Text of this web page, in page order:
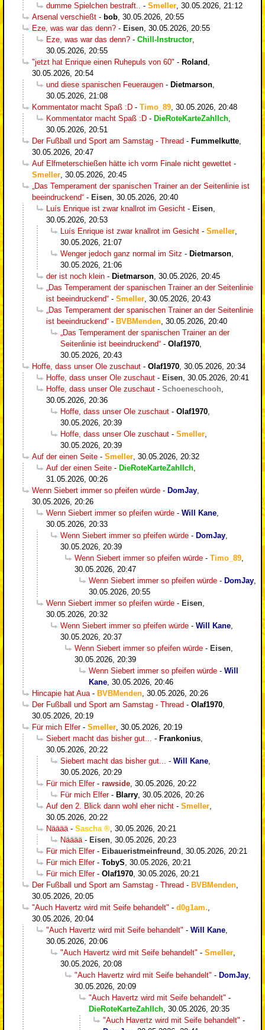
dumme Spielchen bestraft.. - Smeller 30.05.2026, 21:12
Arsenal verschießt - bob 30.05.2026, 20:55
Eze, was war das denn? - Eisen 30.05.2026, 20:55
Eze, was war das denn? - Chill-Instructor
30.05.2026, 20:55
"jetzt hat Enrique einen Ruhepuls von 60" - Roland
30.05.2026, 20:54
und diese spanischen Feueraugen - Dietmarson
30.05.2026, 21:08
Kommentator macht Spaß :D - Timo_89 30.05.2026, 20:48
Kommentator macht Spaß :D - DieRoteKarteZahlIch
30.05.2026, 20:51
Der Fußball und Sport am Samstag - Thread - Fummelkutte
30.05.2026, 20:47
Auf Elfmeterschießen hätte ich vorm Finale nicht gewettet -
Smeller 30.05.2026, 20:45
„Das Temperament der spanischen Trainer an der Seitenlinie ist
beeindruckend“ - Eisen 30.05.2026, 20:40
Luís Enrique ist zwar knallrot im Gesicht - Eisen
30.05.2026, 20:53
Luís Enrique ist zwar knallrot im Gesicht - Smeller
30.05.2026, 21:07
Wenger jedoch ganz normal im Sitz - Dietmarson
30.05.2026, 21:06
der ist noch klein - Dietmarson 30.05.2026, 20:45
„Das Temperament der spanischen Trainer an der Seitenlinie
ist beeindruckend“ - Smeller 30.05.2026, 20:43
„Das Temperament der spanischen Trainer an der Seitenlinie
ist beeindruckend“ - BVBMenden 30.05.2026, 20:40
„Das Temperament der spanischen Trainer an der
Seitenlinie ist beeindruckend“ - Olaf1970
30.05.2026, 20:43
Hoffe, dass unser Ole zuschaut - Olaf1970 30.05.2026, 20:34
Hoffe, dass unser Ole zuschaut - Eisen 30.05.2026, 20:41
Hoffe, dass unser Ole zuschaut - Schoeneschooh
30.05.2026, 20:36
Hoffe, dass unser Ole zuschaut - Olaf1970
30.05.2026, 20:39
Hoffe, dass unser Ole zuschaut - Smeller
30.05.2026, 20:39
Auf der einen Seite - Smeller 30.05.2026, 20:32
Auf der einen Seite - DieRoteKarteZahlIch
31.05.2026, 00:26
Wenn Siebert immer so pfeifen würde - DomJay
30.05.2026, 20:26
Wenn Siebert immer so pfeifen würde - Will Kane
30.05.2026, 20:33
Wenn Siebert immer so pfeifen würde - DomJay
30.05.2026, 20:39
Wenn Siebert immer so pfeifen würde - Timo_89
30.05.2026, 20:47
Wenn Siebert immer so pfeifen würde - DomJay
30.05.2026, 20:55
Wenn Siebert immer so pfeifen würde - Eisen
30.05.2026, 20:32
Wenn Siebert immer so pfeifen würde - Will Kane
30.05.2026, 20:37
Wenn Siebert immer so pfeifen würde - Eisen
30.05.2026, 20:39
Wenn Siebert immer so pfeifen würde - Will
Kane 30.05.2026, 20:46
Hincapie hat Aua - BVBMenden 30.05.2026, 20:26
Der Fußball und Sport am Samstag - Thread - Olaf1970
30.05.2026, 20:19
Für mich Elfer- Smeller 30.05.2026, 20:19
Siebert macht das bisher gut...
- Frankonius
30.05.2026, 20:22
Siebert macht das bisher gut...
- Will Kane
30.05.2026, 20:29
Für mich Elfer- rawside 30.05.2026, 20:22
Für mich Elfer- Blarry 30.05.2026, 20:26
Auf den 2. Blick dann wohl eher nicht - Smeller
30.05.2026, 20:22
Nääää - Sascha
30.05.2026, 20:21
Nääää - Eisen 30.05.2026, 20:23
Für mich Elfer- Eibaueristmeinfreund
30.05.2026, 20:21
Für mich Elfer- TobyS 30.05.2026, 20:21
Für mich Elfer- Olaf1970 30.05.2026, 20:21
Der Fußball und Sport am Samstag - Thread - BVBMenden
30.05.2026, 20:05
"Auch Havertz wird mit Seife behandelt" - d0g1am.
30.05.2026, 20:04
"Auch Havertz wird mit Seife behandelt" - Will Kane
30.05.2026, 20:06
"Auch Havertz wird mit Seife behandelt" - Smeller
30.05.2026, 20:08
"Auch Havertz wird mit Seife behandelt" - DomJay
30.05.2026, 20:09
"Auch Havertz wird mit Seife behandelt" -
DieRoteKarteZahlIch 30.05.2026, 20:35
"Auch Havertz wird mit Seife behandelt" -